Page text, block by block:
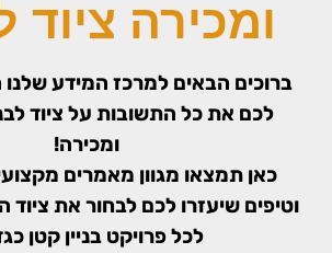
ומכירה ציוד
ברוכים הבאים למרכז המידע שלנו
לכם את כל התשובות על ציוד
ומכירה!
כאן תמצאו מגוון מאמרים
וטיפים שיעזרו לכם לבחור את ציוד
לכל פרויקט בניין קטן